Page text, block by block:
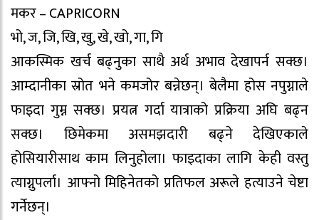
मकर – CAPRICORN
भो, ज, जि, खि, खु, खे, खो, गा, गि
आकस्मिक खर्च बढ्नुका साथै अर्थ अभाव देखापर्न सक्छ।
आम्दानीका स्रोत भने कमजोर बन्नेछन्। बेलैमा होस नपुग्नाले
फाइदा गुम्न सक्छ। प्रयत्न गर्दा यात्राको प्रक्रिया अघि बढ्न
सक्छ। छिमेकमा असमझदारी बढ्ने देखिएकाले
होसियारीसाथ काम लिनुहोला। फाइदाका लागि केही वस्तु
त्याग्नुपर्ला। आफ्नो मिहिनेतको प्रतिफल अरूले हत्याउने चेष्टा
गर्नेछन्।